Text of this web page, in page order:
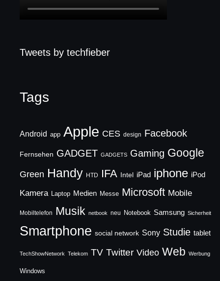
Tweets by techfieber
Tags
Android app Apple CES design Facebook
Fernsehen GADGET GADGETS Gaming Google
Green Handy HTD IFA Intel iPad iphone iPod
Kamera Laptop Medien Messe Microsoft Mobile
Mobiltelefon Musik netbook neu Notebook Samsung Sicherheit
Smartphone social network Sony Studie tablet
TechShowNetwork Telekom TV Twitter Video Web Werbung
Windows